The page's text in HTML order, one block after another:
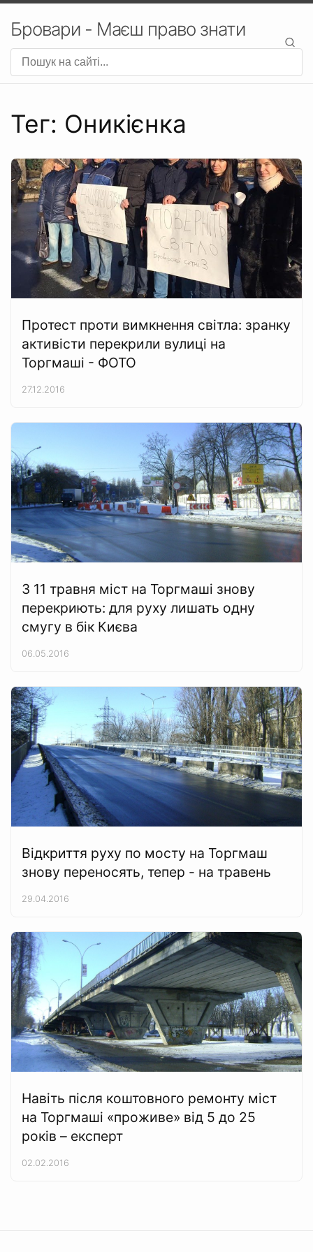
Бровари - Маєш право знати
Тег: Оникієнка
Протест проти вимкнення світла: зранку
активісти перекрили вулиці на
Торгмаші - ФОТО
27.12.2016
З 11 травня міст на Торгмаші знову
перекриють: для руху лишать одну
смугу в бік Києва
06.05.2016
Відкриття руху по мосту на Торгмаш
знову переносять, тепер - на травень
29.04.2016
Навіть після коштовного ремонту міст
на Торгмаші «проживе» від 5 до 25
років – експерт
02.02.2016